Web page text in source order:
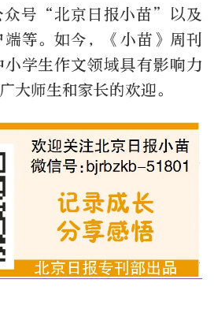
众号“北京日报小苗”以及
端等。如今，《小苗》周刊
学生作文领域具有影响力
大师生和家长的欢迎。